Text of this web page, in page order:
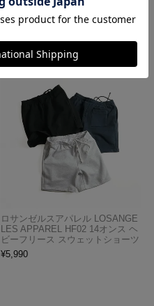
ロサンゼルスアパレル LOSANGE
LES APPAREL HF02 14オンス ヘ
ビーフリース スウェットショーツ
¥5,990